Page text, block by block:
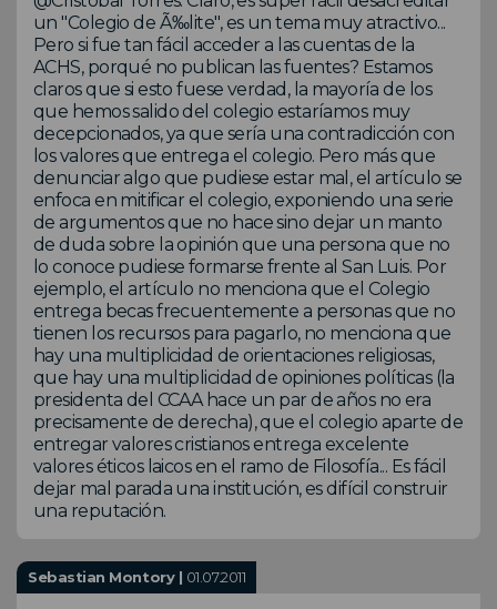
un "Colegio de Ã‰lite", es un tema muy atractivo...
Pero si fue tan fácil acceder a las cuentas de la
ACHS, porqué no publican las fuentes? Estamos
claros que si esto fuese verdad, la mayoría de los
que hemos salido del colegio estaríamos muy
decepcionados, ya que sería una contradicción con
los valores que entrega el colegio. Pero más que
denunciar algo que pudiese estar mal, el artículo se
enfoca en mitificar el colegio, exponiendo una serie
de argumentos que no hace sino dejar un manto
de duda sobre la opinión que una persona que no
lo conoce pudiese formarse frente al San Luis. Por
ejemplo, el artículo no menciona que el Colegio
entrega becas frecuentemente a personas que no
tienen los recursos para pagarlo, no menciona que
hay una multiplicidad de orientaciones religiosas,
que hay una multiplicidad de opiniones políticas (la
presidenta del CCAA hace un par de años no era
precisamente de derecha), que el colegio aparte de
entregar valores cristianos entrega excelente
valores éticos laicos en el ramo de Filosofía... Es fácil
dejar mal parada una institución, es difícil construir
una reputación.
Sebastian Montory | 01.07.2011